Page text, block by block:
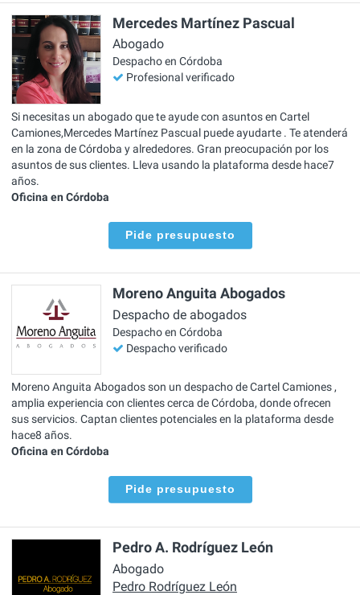
Mercedes Martínez Pascual
Abogado
Despacho en Córdoba
Profesional verificado
Si necesitas un abogado que te ayude con asuntos en Cartel
Camiones,Mercedes Martínez Pascual puede ayudarte . Te atenderá
en la zona de Córdoba y alrededores. Gran preocupación por los
asuntos de sus clientes. Lleva usando la plataforma desde hace7
años.
Oficina en Córdoba
Pide presupuesto
Moreno Anguita Abogados
Despacho de abogados
Despacho en Córdoba
Despacho verificado
Moreno Anguita Abogados son un despacho de Cartel Camiones ,
amplia experiencia con clientes cerca de Córdoba, donde ofrecen
sus servicios. Captan clientes potenciales en la plataforma desde
hace8 años.
Oficina en Córdoba
Pide presupuesto
Pedro A. Rodríguez León
Abogado
Pedro Rodríguez León